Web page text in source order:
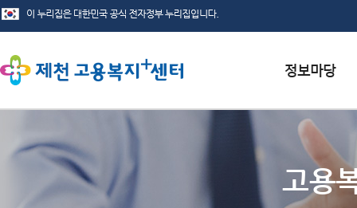
서식자료실
채용정보
인재정보
고용